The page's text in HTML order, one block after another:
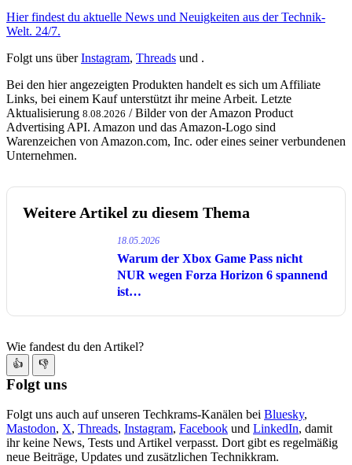
Hier findest du aktuelle News und Neuigkeiten aus der Technik-
Welt. 24/7.
Folgt uns überInstagram, Threads und .
Bei den hier angezeigten Produkten handelt es sich um Affiliate
Links, bei einem Kauf unterstützt ihr meine Arbeit. Letzte
Aktualisierung 8.08.2026 / Bilder von der Amazon Product
Advertising API. Amazon und das Amazon-Logo sind
Warenzeichen von Amazon.com, Inc. oder eines seiner verbundenen
Unternehmen.
Weitere Artikel zu diesem Thema
18.05.2026
Warum der Xbox Game Pass nicht
NUR wegen Forza Horizon 6 spannend
ist…
Wie fandest du den Artikel?
👍 👎
Folgt uns
Folgt uns auch auf unseren Techkrams-Kanälen bei Bluesky,
Mastodon, X, Threads, Instagram, Facebook und LinkedIn, damit
ihr keine News, Tests und Artikel verpasst. Dort gibt es regelmäßig
neue Beiträge, Updates und zusätzlichen Technikkram.